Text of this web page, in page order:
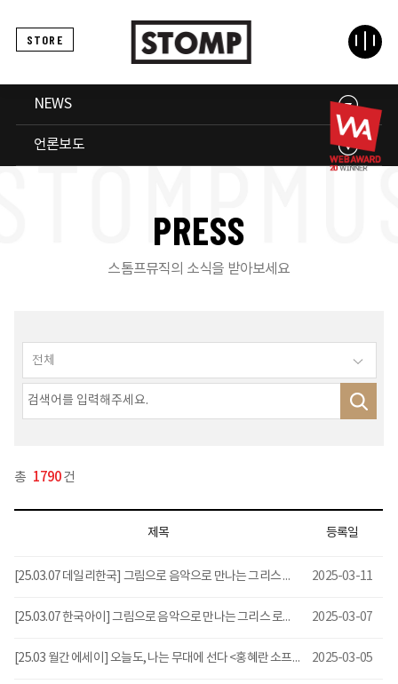
STORE
NEWS
언론보도
PRESS
스톰프뮤직의 소식을 받아보세요
총 1790건
제목 등록일
[25.03.07 데일리한국] 그림으로 음악으로 만나는 그리스 로마 신화...스톰프뮤직 새로 론칭 2025-03-11
[25.03.07 한국아이] 그림으로 음악으로 만나는 그리스 로마 신화...스톰프뮤직 새로 론칭 2025-03-07
[25.03 월간 에세이] 오늘도, 나는 무대에 선다 <홍혜란 소프라노> 2025-03-05